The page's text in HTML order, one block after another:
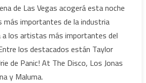
de Las Vegas acogerá esta noche
más importantes de la industria
a los artistas más importantes del
los destacados están Taylor
de Panic! At The Disco, Los Jonas
y Maluma.